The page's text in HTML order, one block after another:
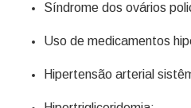
Síndrome dos ovários
Uso de medicamentos
Hipertensão arterial